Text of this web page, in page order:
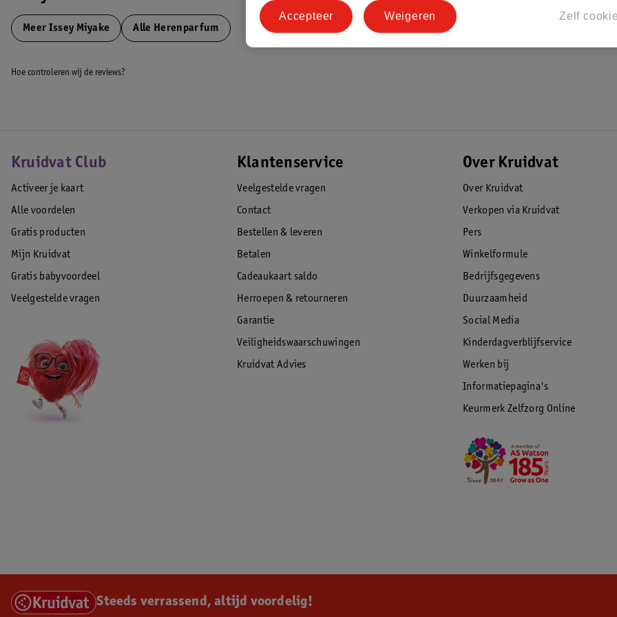
Meer Issey Miyake Alle Herenparfum
Hoe controleren wij de reviews?
Kruidvat Club
Activeer je kaart
Alle voordelen
Gratis producten
Mijn Kruidvat
Gratis babyvoordeel
Veelgestelde vragen
Klantenservice
Veelgestelde vragen
Contact
Bestellen & leveren
Betalen
Cadeaukaart saldo
Herroepen & retourneren
Garantie
Veiligheidswaarschuwingen
Kruidvat Advies
Over Kruidvat
Over Kruidvat
Verkopen via Kruidvat
Pers
Winkelformule
Bedrijfsgegevens
Duurzaamheid
Social Media
Kinderdagverblijfservice
Werken bij
Informatiepagina's
Keurmerk Zelfzorg Online
Steeds verrassend, altijd voordelig!
Zelf
Weigeren
Accepteer